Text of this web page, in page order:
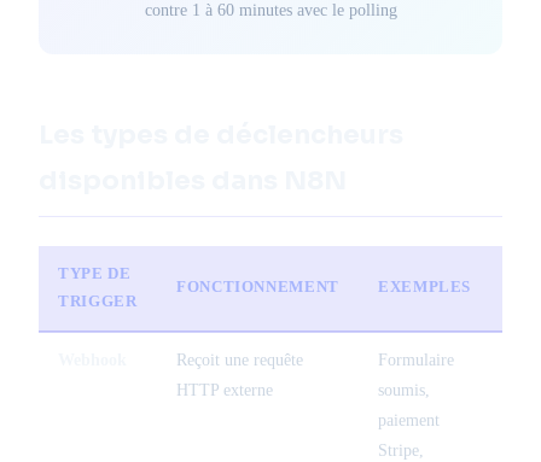
contre 1 à 60 minutes avec le polling
TYPE DE
TRIGGER
FONCTIONNEMENT EXEMPLES
Reçoit une requête
HTTP externe
Formulaire
soumis,
paiement
Stripe,